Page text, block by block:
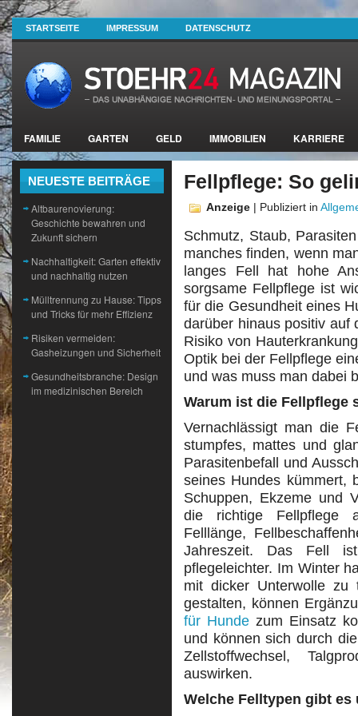
STARTSEITE IMPRESSUM DATENSCHUTZ
FAMILIE GARTEN GELD IMMOBILIEN KARRIERE
NEUESTE BEITRÄGE
Altbaurenovierung:
Geschichte bewahren und
Zukunft sichern
Nachhaltigkeit: Garten effektiv
und nachhaltig nutzen
Mülltrennung zu Hause: Tipps
und Tricks für mehr Effizienz
Risiken vermeiden:
Gasheizungen und Sicherheit
Gesundheitsbranche: Design
im medizinischen Bereich
Fellpflege: So
Anzeige | Publiziert in
Schmutz, Staub,
manches finden, wenn
langes Fell hat hohe
sorgsame Fellpflege ist
für die Gesundheit eines
darüber hinaus positiv auf
Risiko von
Optik bei der Fellpflege
und was muss man dabei
Warum ist die Fellpflege
Vernachlässigt man die
stumpfes, mattes und
Parasitenbefall und
seines Hundes kümmert,
Schuppen, Ekzeme und
die richtige Fellpflege
Felllänge,
Jahreszeit. Das Fell
pflegeleichter. Im Winter
mit dicker Unterwolle
gestalten, können
für Hunde zum Einsatz
und können sich durch
Zellstoffwechsel,
auswirken.
Welche Felltypen gibt es